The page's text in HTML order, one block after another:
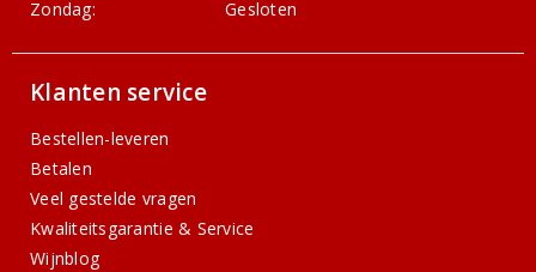
Zondag:
Gesloten
Klanten service
Bestellen-leveren
Betalen
Veel gestelde vragen
Kwaliteitsgarantie & Service
Wijnblog